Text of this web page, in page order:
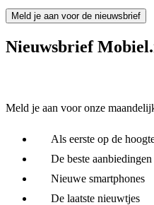
Meld je aan voor de nieuwsbrief
Nieuwsbrief
Meld je aan voor onze
Als eerste op de
De beste aanbiedingen
Nieuwe smartphones
De laatste nieuwtjes